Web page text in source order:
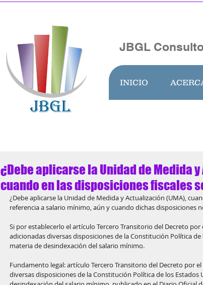
JBGL
INICIO
¿Debe aplicarse la Unidad de Medida
cuando en las disposiciones fiscales
¿Debe aplicarse la Unidad de Medida y Actualización (UMA),
referencia a salario mínimo, aún y cuando dichas disposiciones
Si por establecerlo el artículo Tercero Transitorio del Decreto
adicionadas diversas disposiciones de la Constitución Política
materia de desindexación del salario mínimo.
Fundamento legal: artículo Tercero Transitorio del Decreto por
diversas disposiciones de la Constitución Política de los